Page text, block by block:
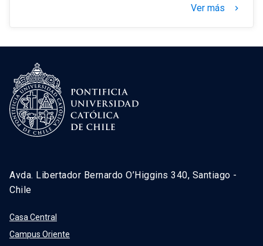
Ver más keyboard_arrow_right
Avda. Libertador Bernardo O’Higgins 340, Santiago -
Chile
Casa Central
Campus Oriente